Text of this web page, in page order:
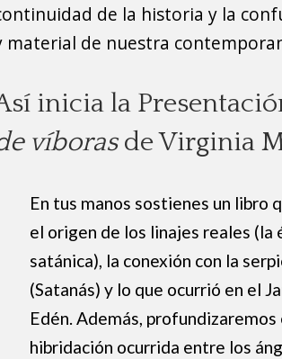
de la historia y la
material de nuestra
inicia la
víborasde Virginia
En tus manos sostienes un libro
el origen de los linajes reales (la
satánica), la conexión con la
(Satanás) y lo que ocurrió en el
Edén. Además, profundizaremos
hibridación ocurrida entre los